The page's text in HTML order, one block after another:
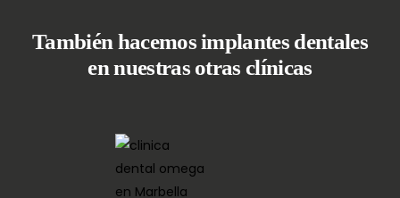
También hacemos implantes dentales
en nuestras otras clínicas